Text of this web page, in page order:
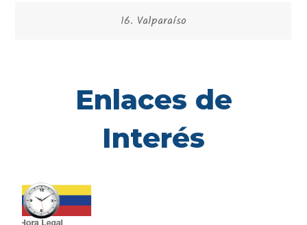
16. Valparaíso
Enlaces de
Interés